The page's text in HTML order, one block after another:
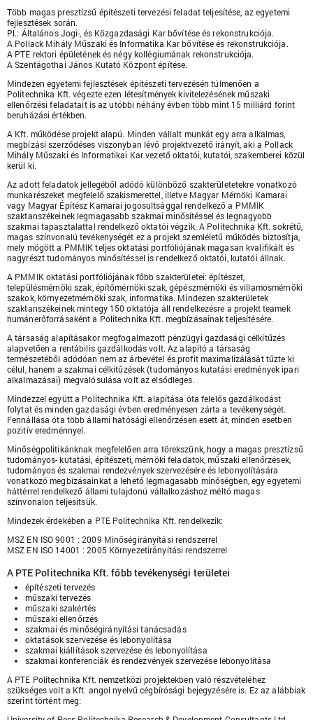
Több magas presztízsű építészeti tervezési feladat teljesítése, az egyetemi
fejlesztések során.
Pl.: Általános Jogi-, és Közgazdasági Kar bővítése és rekonstrukciója.
A Pollack Mihály Műszaki és Informatika Kar bővítése és rekonstrukciója.
A PTE rektori épületének és négy kollégiumának rekonstrukciója.
A Szentágothai János Kutató Központ építése.
Mindezen egyetemi fejlesztések építészeti tervezésén túlmenően a
Politechnika Kft. végezte ezen létesítmények kivitelezésének műszaki
ellenőrzési feladatait is az utóbbi néhány évben több mint 15 milliárd forint
beruházási értékben.
A Kft. működése projekt alapú. Minden vállalt munkát egy arra alkalmas,
megbízási szerződéses viszonyban lévő projektvezető irányít, aki a Pollack
Mihály Műszaki és Informatikai Kar vezető oktatói, kutatói, szakemberei közül
kerül ki.
Az adott feladatok jellegéből adódó különböző szakterületetekre vonatkozó
munkarészeket megfelelő szakismerettel, illetve Magyar Mérnöki Kamarai
vagy Magyar Építész Kamarai jogosultsággal rendelkező a PMMIK
szaktanszékeinek legmagasabb szakmai minősítéssel és legnagyobb
szakmai tapasztalattal rendelkező oktatói végzik. A Politechnika Kft. sokrétű,
magas színvonalú tevékenységét ez a projekt szemléletű működés biztosítja,
mely mögött a PMMIK teljes oktatási portfóliójának magasan kvalifikált és
nagyrészt tudományos minősítéssel is rendelkező oktatói, kutatói állnak.
A PMMIK oktatási portfóliójának főbb szakterületei: építészet,
településmérnöki szak, építőmérnöki szak, gépészmérnöki és villamosmérnöki
szakok, környezetmérnöki szak, informatika. Mindezen szakterületek
szaktanszékeinek mintegy 150 oktatója áll rendelkezésre a projekt teamek
humánerőforrásaként a Politechnika Kft. megbízásainak teljesítésére.
A társaság alapításakor megfogalmazott pénzügyi gazdasági célkitűzés
alapvetően a rentábilis gazdálkodás volt. Az alapító a társaság
természetéből adódóan nem az árbevétel és profit maximalizálását tűzte ki
célul, hanem a szakmai célkitűzések (tudományos kutatási eredmények ipari
alkalmazásai) megvalósulása volt az elsődleges.
Mindezzel együtt a Politechnika Kft. alapítása óta felelős gazdálkodást
folytat és minden gazdasági évben eredményesen zárta a tevékenységét.
Fennállása óta több állami hatósági ellenőrzésen esett át, minden esetben
pozitív eredménnyel.
Minőségpolitikánknak megfelelően arra törekszünk, hogy a magas presztízsű
tudományos- kutatási, építészeti, mérnöki feladatok, műszaki ellenőrzések,
tudományos és szakmai rendezvények szervezésére és lebonyolítására
vonatkozó megbízásainkat a lehető legmagasabb minőségben, egy egyetemi
háttérrel rendelkező állami tulajdonú vállalkozáshoz méltó magas
színvonalon teljesítsük.
Mindezek érdekében a PTE Politechnika Kft. rendelkezik:
MSZ EN ISO 9001 : 2009 Minőségirányítási rendszerrel
MSZ EN ISO 14001 : 2005 Környezetirányítási rendszerrel
A PTE Politechnika Kft. főbb tevékenységi területei
építészeti tervezés
műszaki tervezés
műszaki szakértés
műszaki ellenőrzés
szakmai és minőségirányítási tanácsadás
oktatások szervezése és lebonyolítása
szakmai kiállítások szervezése és lebonyolítása
szakmai konferenciák és rendezvények szervezése lebonyolítása
A PTE Politechnika Kft. nemzetközi projektekben való részvételéhez
szükséges volt a Kft. angol nyelvű cégbírósági bejegyzésére is. Ez az alábbiak
szerint történt meg: